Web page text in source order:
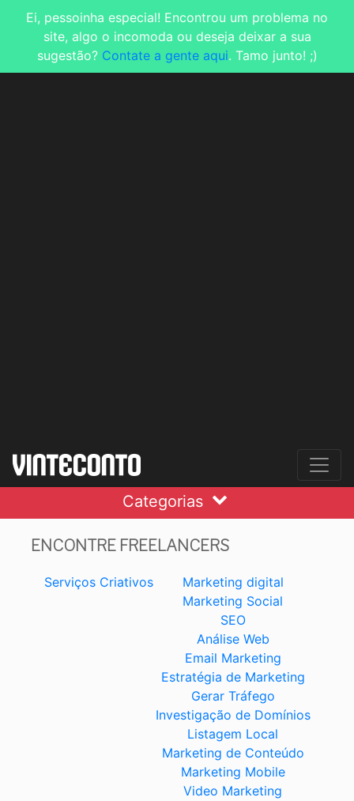
Ei, pessoinha especial! Encontrou um problema no
site, algo o incomoda ou deseja deixar a sua
sugestão? Contate a gente aqui. Tamo junto! ;)
Categorias
ENCONTRE FREELANCERS
Serviços Criativos
Marketing digital
Marketing Social
SEO
Análise Web
Email Marketing
Estratégia de Marketing
Gerar Tráfego
Investigação de Domínios
Listagem Local
Marketing de Conteúdo
Marketing Mobile
Video Marketing